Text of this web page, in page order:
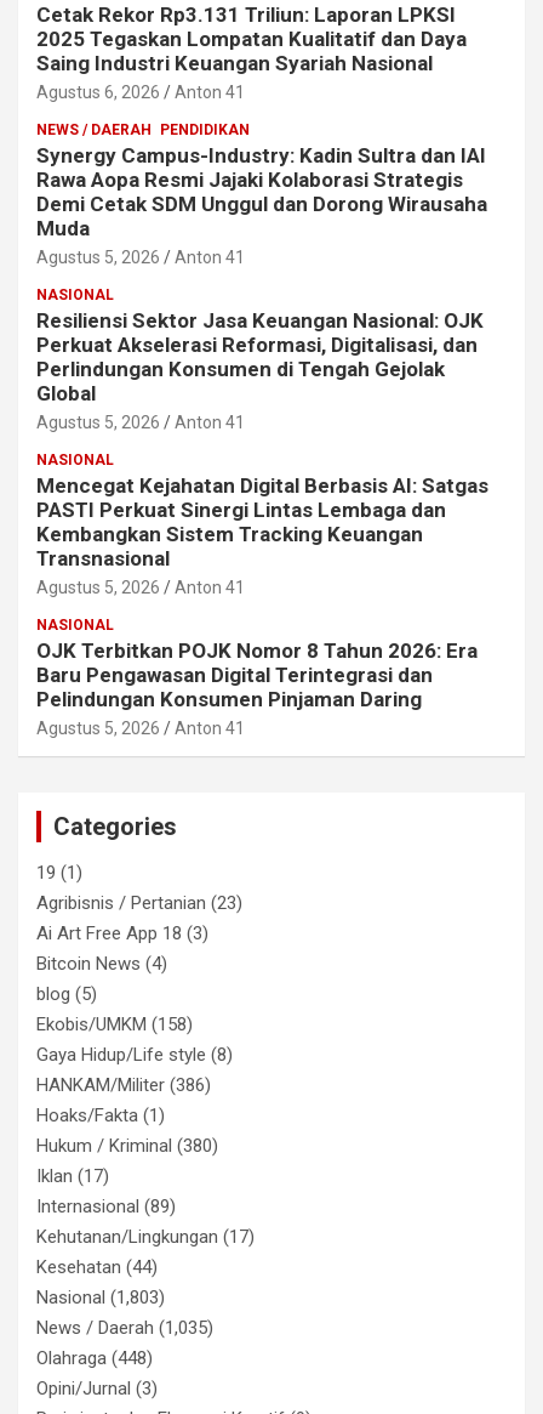
Cetak Rekor Rp3.131 Triliun: Laporan LPKSI
2025 Tegaskan Lompatan Kualitatif dan Daya
Saing Industri Keuangan Syariah Nasional
Agustus 6, 2026 Anton 41
NEWS / DAERAH PENDIDIKAN
Synergy Campus-Industry: Kadin Sultra dan IAI
Rawa Aopa Resmi Jajaki Kolaborasi Strategis
Demi Cetak SDM Unggul dan Dorong Wirausaha
Muda
Agustus 5, 2026 Anton 41
NASIONAL
Resiliensi Sektor Jasa Keuangan Nasional: OJK
Perkuat Akselerasi Reformasi, Digitalisasi, dan
Perlindungan Konsumen di Tengah Gejolak
Global
Agustus 5, 2026 Anton 41
NASIONAL
Mencegat Kejahatan Digital Berbasis AI: Satgas
PASTI Perkuat Sinergi Lintas Lembaga dan
Kembangkan Sistem Tracking Keuangan
Transnasional
Agustus 5, 2026 Anton 41
NASIONAL
OJK Terbitkan POJK Nomor 8 Tahun 2026: Era
Baru Pengawasan Digital Terintegrasi dan
Pelindungan Konsumen Pinjaman Daring
Agustus 5, 2026 Anton 41
Categories
19 (1)
Agribisnis / Pertanian (23)
Ai Art Free App 18 (3)
Bitcoin News (4)
blog (5)
Ekobis/UMKM (158)
Gaya Hidup/Life style (8)
HANKAM/Militer (386)
Hoaks/Fakta (1)
Hukum / Kriminal (380)
Iklan (17)
Internasional (89)
Kehutanan/Lingkungan (17)
Kesehatan (44)
Nasional (1,803)
News / Daerah (1,035)
Olahraga (448)
Opini/Jurnal (3)